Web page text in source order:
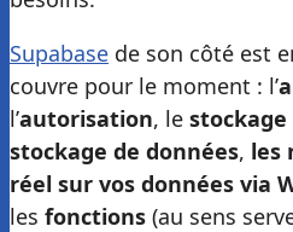
Supabase de son côté est
couvre pour le moment : l’
l’autorisation, le
stockage de données, les
réel sur vos données via
les fonctions (au sens